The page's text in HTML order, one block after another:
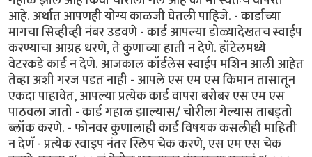
आहे. अर्थात आपणही योग्य काळजी घेतली पाहिजे. - कार्डाच्या
मागचा सिव्हीव्ही नंबर उडवणे - कार्ड आपल्या डोळ्यादेखतच स्वाईप
करण्याचा आग्रह धरणे, ते कुणाच्या हाती न देणे. हॉटेलमध्ये
वेटरकडे कार्ड न देणे. आजकाल कॉर्डलेस स्वाईप मशिन आली आहेत
तेव्हा अशी गरज पडत नाही - आपले एस एम एस किमान तासातून
एकदा पाहावेत, आपल्या प्रत्येक कार्ड वापरा बरोबर एस एम एस
पाठवला जातो - कार्ड गहाळ झाल्यास/ चोरीला गेल्यास ताबड्तो
ब्लॉक करणे. - फोनवर कुणालाही कार्ड विषयक कसलीही माहिती
न देणॅ - प्रत्येक स्वाइप नंतर स्लिप चेक करणे, एस एम एस चेक